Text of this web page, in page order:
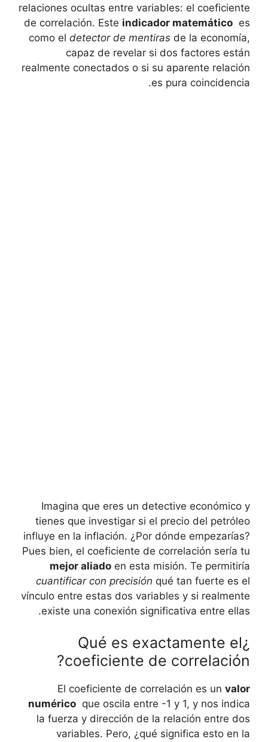
relaciones ocultas entre variables: ‌el coeficiente
​de correlación. ⁢Este indicador matemático ⁣ es
⁤como el detector de mentiras de la economía,
capaz de revelar si dos ‌factores‌ están‍
realmente ⁤conectados o si su aparente relación
es ⁢pura coincidencia.
Imagina ⁤que eres un detective económico‌ y
tienes que investigar si el precio del petróleo
influye en la inflación. ¿Por dónde ⁤empezarías?
Pues⁤ bien, ⁢el coeficiente de correlación sería‍ tu
mejor aliado en esta misión. ⁣Te permitiría
cuantificar​ con precisión qué‍ tan fuerte es el
vínculo entre estas dos variables y si ‌realmente
existe una conexión significativa entre ellas.
¿Qué es⁤ exactamente el
coeficiente de correlación?
El coeficiente ⁣de correlación es un valor
numérico ⁢ que​ oscila entre -1 y 1, y nos indica
la fuerza ⁣y dirección de la relación entre dos‌
variables. ⁢Pero,⁣ ¿qué significa esto en la